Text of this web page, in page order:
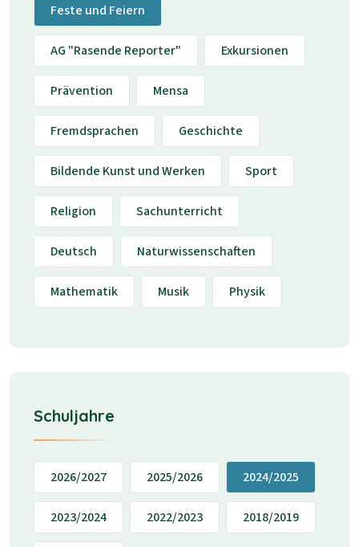
Feste und Feiern
AG "Rasende Reporter" Exkursionen
Prävention Mensa
Fremdsprachen Geschichte
Bildende Kunst und Werken Sport
Religion Sachunterricht
Deutsch Naturwissenschaften
Mathematik Musik Physik
Schuljahre
2026/2027 2025/2026 2024/2025
2023/2024 2022/2023 2018/2019